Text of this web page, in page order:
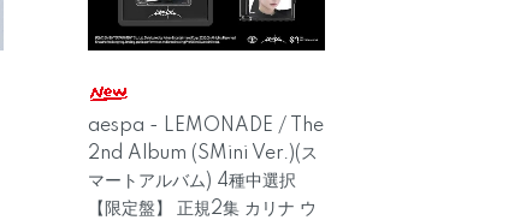
aespa - LEMONADE / The
2nd Album (SMini Ver.)(ス
マートアルバム) 4種中選択
【限定盤】 正規2集 カリナ ウ